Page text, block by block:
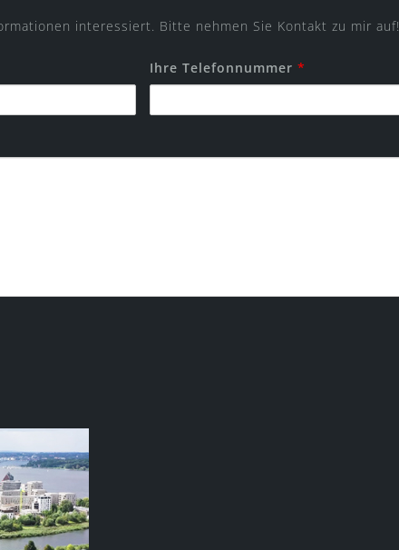
interessiert. Bitte nehmen Sie Kontakt zu mir auf!
Ihre Telefonnummer *